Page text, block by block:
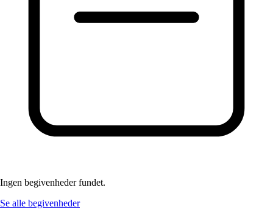
Ingen begivenheder fundet.
Se alle begivenheder